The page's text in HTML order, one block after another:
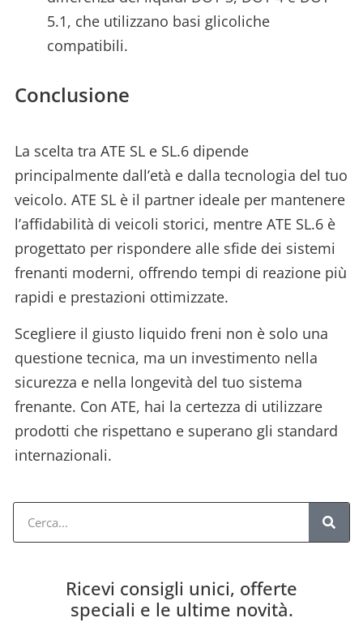
5.1, che utilizzano basi glicoliche
compatibili.
Conclusione
La scelta tra ATE SL e SL.6 dipende
principalmente dall’età e dalla tecnologia del tuo
veicolo. ATE SL è il partner ideale per mantenere
l’affidabilità di veicoli storici, mentre ATE SL.6 è
progettato per rispondere alle sfide dei sistemi
frenanti moderni, offrendo tempi di reazione più
rapidi e prestazioni ottimizzate.
Scegliere il giusto liquido freni non è solo una
questione tecnica, ma un investimento nella
sicurezza e nella longevità del tuo sistema
frenante. Con ATE, hai la certezza di utilizzare
prodotti che rispettano e superano gli standard
internazionali.
Ricevi consigli unici, offerte
speciali e le ultime novità.